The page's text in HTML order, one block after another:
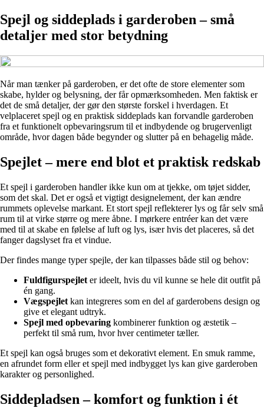
Spejl og siddeplads i garderoben – små
detaljer med stor betydning
Når man tænker på garderoben, er det ofte de store elementer som
skabe, hylder og belysning, der får opmærksomheden. Men faktisk er
det de små detaljer, der gør den største forskel i hverdagen. Et
velplaceret spejl og en praktisk siddeplads kan forvandle garderoben
fra et funktionelt opbevaringsrum til et indbydende og brugervenligt
område, hvor dagen både begynder og slutter på en behagelig måde.
Spejlet – mere end blot et praktisk redskab
Et spejl i garderoben handler ikke kun om at tjekke, om tøjet sidder,
som det skal. Det er også et vigtigt designelement, der kan ændre
rummets oplevelse markant. Et stort spejl reflekterer lys og får selv små
rum til at virke større og mere åbne. I mørkere entréer kan det være
med til at skabe en følelse af luft og lys, især hvis det placeres, så det
fanger dagslyset fra et vindue.
Der findes mange typer spejle, der kan tilpasses både stil og behov:
Fuldfigurspejlet er ideelt, hvis du vil kunne se hele dit outfit på
én gang.
Vægspejlet kan integreres som en del af garderobens design og
give et elegant udtryk.
Spejl med opbevaring kombinerer funktion og æstetik –
perfekt til små rum, hvor hver centimeter tæller.
Et spejl kan også bruges som et dekorativt element. En smuk ramme,
en afrundet form eller et spejl med indbygget lys kan give garderoben
karakter og personlighed.
Siddepladsen – komfort og funktion i ét